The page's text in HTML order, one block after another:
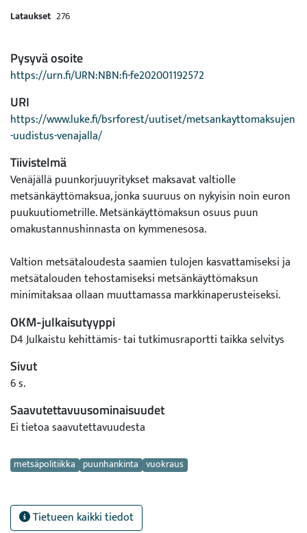
Lataukset 276
Pysyvä osoite
https://urn.fi/URN:NBN:fi-fe202001192572
URI
https://www.luke.fi/bsrforest/uutiset/metsankayttomaksujen
-uudistus-venajalla/
Tiivistelmä
Venäjällä puunkorjuuyritykset maksavat valtiolle
metsänkäyttömaksua, jonka suuruus on nykyisin noin euron
puukuutiometrille. Metsänkäyttömaksun osuus puun
omakustannushinnasta on kymmenesosa.
Valtion metsätaloudesta saamien tulojen kasvattamiseksi ja
metsätalouden tehostamiseksi metsänkäyttömaksun
minimitaksaa ollaan muuttamassa markkinaperusteiseksi.
perustumaan muun muassa metsänvuokraajan
puunjalostuskapasiteettiin ja tuotannon jalostusasteeseen
sekä metsänuudistamistöiden ja metsätienrakennuksen
määrään.
Suunniteltu uudistus korottaisi metsänkäyttömaksuja
merkittävästi erityisesti pk-yrityksille ja voimistaisi
metsäteollisuuskonserneihin.
OKM-julkaisutyyppi
D4 Julkaistu kehittämis- tai tutkimusraportti taikka selvitys
Sivut
6 s.
Saavutettavuusominaisuudet
Ei tietoa saavutettavuudesta
Avainsanat
metsäpolitiikka puunhankinta vuokraus
Tietueen kaikki tiedot